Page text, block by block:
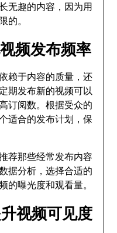
无趣的内容，因为用
的。
频发布频率
赖于内容的质量，还
期发布新的视频可以
订阅数。根据受众的
适合的发布计划，保
荐那些经常发布内容
据分析，选择合适的
的曝光度和观看量。
视频可见度